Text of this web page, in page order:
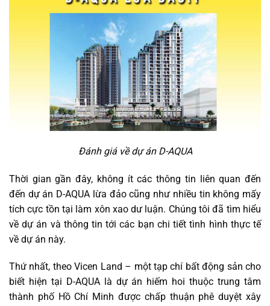
Đánh giá về dự án D-AQUA
Thời gian gần đây, không ít các thông tin liên quan đến
đến dự án D-AQUA lừa đảo cũng như nhiều tin không mấy
tích cực tồn tại làm xôn xao dư luận. Chúng tôi đã tìm hiểu
về dự án và thông tin tới các bạn chi tiết tình hình thực tế
về dự án này.
Thứ nhất, theo Vicen Land – một tạp chí bất động sản cho
biết hiện tại D-AQUA là dự án hiếm hoi thuộc trung tâm
thành phố Hồ Chí Minh được chấp thuận phê duyệt xây